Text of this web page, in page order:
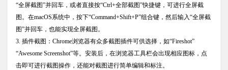
“全屏截图”并回车，或者直接按“Ctrl+全部截图”快捷键，可进行全屏截
图。在macOS系统中，按下“Command+Shift+P”组合键，然后输入“全屏截
图”并回车，也能实现全屏截图。
3. 插件截图：Chrome浏览器有众多截图插件可供选择，如“Fireshot”
“Awesome Screenshot”等。安装后，在浏览器工具栏会出现相应图标，点
击即可进行截图操作，还能对截图进行简单编辑和标注。